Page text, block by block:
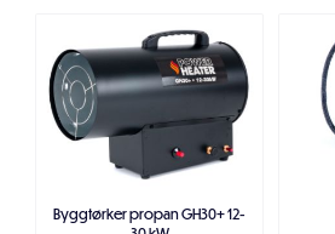
Byggtørker propan GH30+ 12-